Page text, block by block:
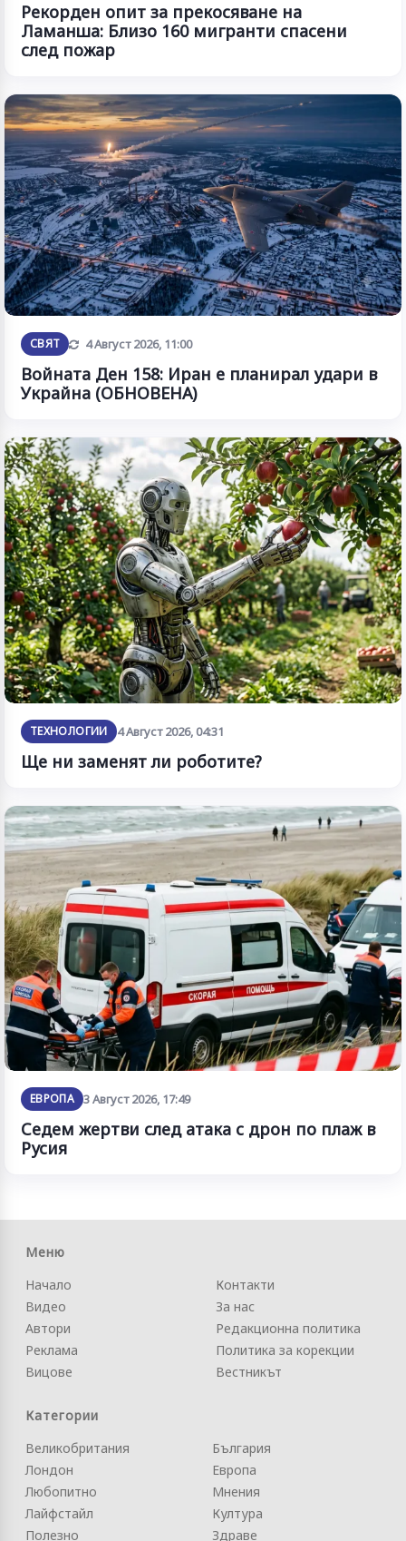
Рекорден опит за прекосяване на
Ламанша: Близо 160 мигранти спасени
след пожар
СВЯТ Обновена
4 Август 2026, 11:00
Войната Ден 158: Иран е планирал удари в
Украйна (ОБНОВЕНА)
ТЕХНОЛОГИИ 4 Август 2026, 04:31
Ще ни заменят ли роботите?
ЕВРОПА 3 Август 2026, 17:49
Седем жертви след атака с дрон по плаж в
Русия
Меню
Начало
Видео
Автори
Реклама
Вицове
Контакти
За нас
Редакционна политика
Политика за корекции
Вестникът
Категории
Великобритания
Лондон
Любопитно
Лайфстайл
Полезно
България
Европа
Мнения
Култура
Здраве